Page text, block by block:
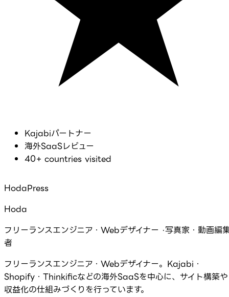
Kajabiパートナー
海外SaaSレビュー
40+ countries visited
HodaPress
Hoda
フリーランスエンジニア・Webデザイナー ·写真家・動画編
者
フリーランスエンジニア・Webデザイナー。Kajabi・
Shopify・Thinkificなどの海外SaaSを中心に、サイト構築や
収益化の仕組みづくりを行っています。